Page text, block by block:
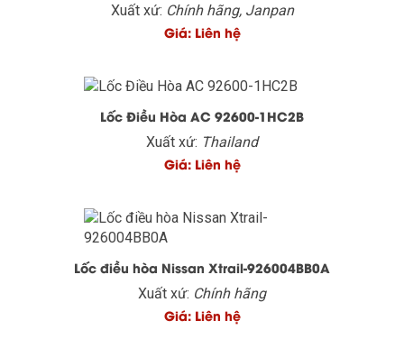
Xuất xứ: Chính hãng, Janpan
Giá: Liên hệ
Lốc Điều Hòa AC 92600-1HC2B
Xuất xứ: Thailand
Giá: Liên hệ
Lốc điều hòa Nissan Xtrail-926004BB0A
Xuất xứ: Chính hãng
Giá: Liên hệ